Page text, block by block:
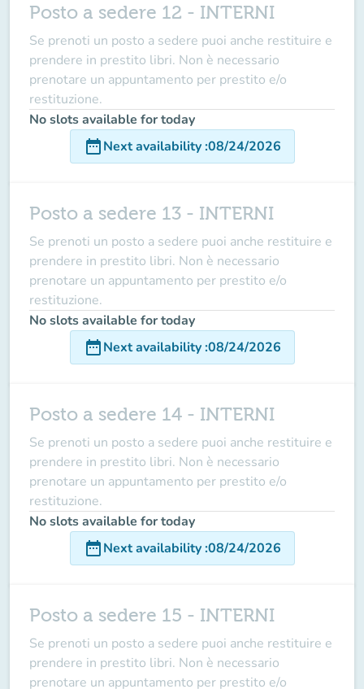
Posto a sedere 12 - INTERNI
Se prenoti un posto a sedere puoi anche restituire e
prendere in prestito libri. Non è necessario
prenotare un appuntamento per prestito e/o
restituzione.
No slots available for today
date_rangeNext availability:08/24/2026
Posto a sedere 13 - INTERNI
Se prenoti un posto a sedere puoi anche restituire e
prendere in prestito libri. Non è necessario
prenotare un appuntamento per prestito e/o
restituzione.
No slots available for today
date_rangeNext availability:08/24/2026
Posto a sedere 14 - INTERNI
Se prenoti un posto a sedere puoi anche restituire e
prendere in prestito libri. Non è necessario
prenotare un appuntamento per prestito e/o
restituzione.
No slots available for today
date_rangeNext availability:08/24/2026
Posto a sedere 15 - INTERNI
Se prenoti un posto a sedere puoi anche restituire e
prendere in prestito libri. Non è necessario
prenotare un appuntamento per prestito e/o